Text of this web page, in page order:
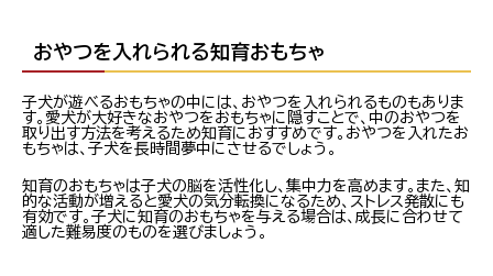
おやつを入れられる知育おもちゃ
子犬が遊べるおもちゃの中には、おやつを入れられるものもありま
す。愛犬が大好きなおやつをおもちゃに隠すことで、中のおやつを
取り出す方法を考えるため知育におすすめです。おやつを入れたお
もちゃは、子犬を長時間夢中にさせるでしょう。
知育のおもちゃは子犬の脳を活性化し、集中力を高めます。また、知
的な活動が増えると愛犬の気分転換になるため、ストレス発散にも
有効です。子犬に知育のおもちゃを与える場合は、成長に合わせて
適した難易度のものを選びましょう。